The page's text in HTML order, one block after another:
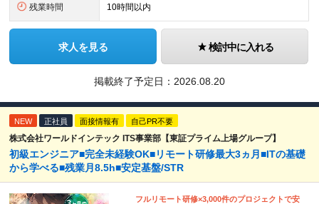
残業時間 10時間以内
求人を見る 検討中に入れる
掲載終了予定日： 2026.08.20
NEW 正社員 面接情報有 自己PR不要
株式会社ワールドインテック ITS事業部【東証プライム上場グループ】
初級エンジニア■完全未経験OK■リモート研修最大3ヵ月■ITの基礎
から学べる■残業月8.5h■安定基盤/STR
フルリモート研修×3,000件のプロジェクトで安